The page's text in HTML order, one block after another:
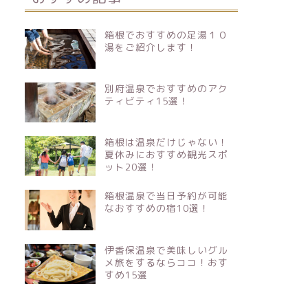
箱根でおすすめの足湯１０
湯をご紹介します！
別府温泉でおすすめのアク
ティビティ15選！
箱根は温泉だけじゃない！
夏休みにおすすめ観光スポ
ット20選！
箱根温泉で当日予約が可能
なおすすめの宿10選！
伊香保温泉で美味しいグル
メ旅をするならココ！おす
すめ15選